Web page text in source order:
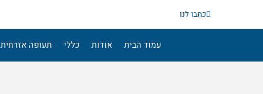
כתבו לנו
עמוד הבית אודות כללי תעופה אזרחית